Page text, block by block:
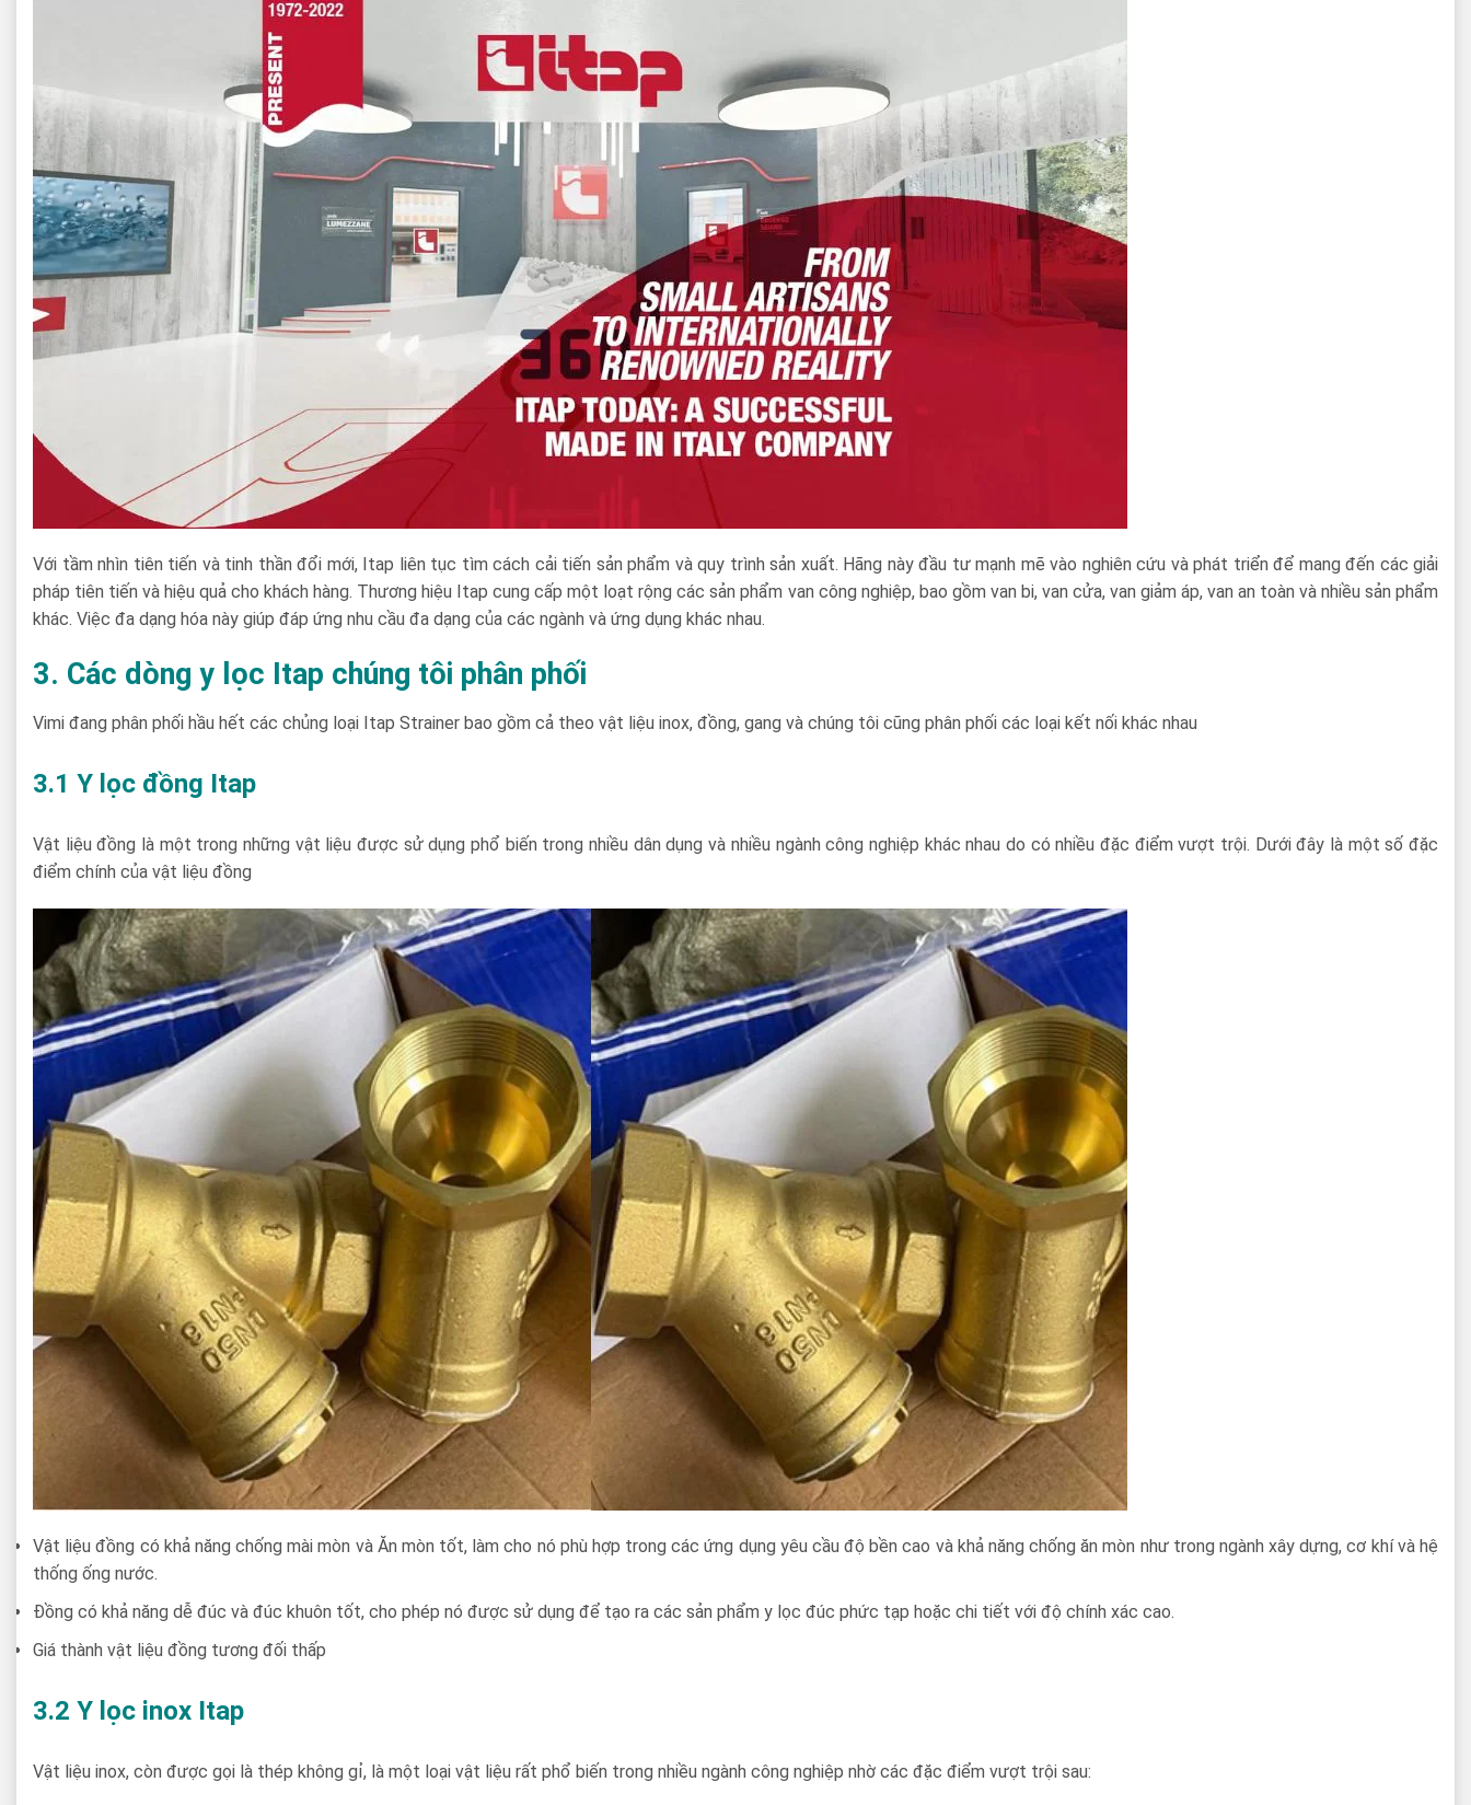
Với tầm nhìn tiên tiến và tinh thần đổi mới, Itap liên tục tìm cách cải tiến sản phẩm và quy trình sản xuất. Hãng này đầu tư mạnh mẽ vào nghiên cứu và phát triển để mang đến các giải
pháp tiên tiến và hiệu quả cho khách hàng. Thương hiệu Itap cung cấp một loạt rộng các sản phẩm van công nghiệp, bao gồm van bi, van cửa, van giảm áp, van an toàn và nhiều sản phẩm
khác. Việc đa dạng hóa này giúp đáp ứng nhu cầu đa dạng của các ngành và ứng dụng khác nhau.
3. Các dòng y lọc Itap chúng tôi phân phối
Vimi đang phân phối hầu hết các chủng loại Itap Strainer bao gồm cả theo vật liệu inox, đồng, gang và chúng tôi cũng phân phối các loại kết nối khác nhau
3.1 Y lọc đồng Itap
Vật liệu đồng là một trong những vật liệu được sử dụng phổ biến trong nhiều dân dụng và nhiều ngành công nghiệp khác nhau do có nhiều đặc điểm vượt trội. Dưới đây là một số đặc
điểm chính của vật liệu đồng
Vật liệu đồng có khả năng chống mài mòn và Ăn mòn tốt, làm cho nó phù hợp trong các ứng dụng yêu cầu độ bền cao và khả năng chống ăn mòn như trong ngành xây dựng, cơ khí và hệ
thống ống nước.
Đồng có khả năng dễ đúc và đúc khuôn tốt, cho phép nó được sử dụng để tạo ra các sản phẩm y lọc đúc phức tạp hoặc chi tiết với độ chính xác cao.
Giá thành vật liệu đồng tương đối thấp
3.2 Y lọc inox Itap
Vật liệu inox, còn được gọi là thép không gỉ, là một loại vật liệu rất phổ biến trong nhiều ngành công nghiệp nhờ các đặc điểm vượt trội sau: